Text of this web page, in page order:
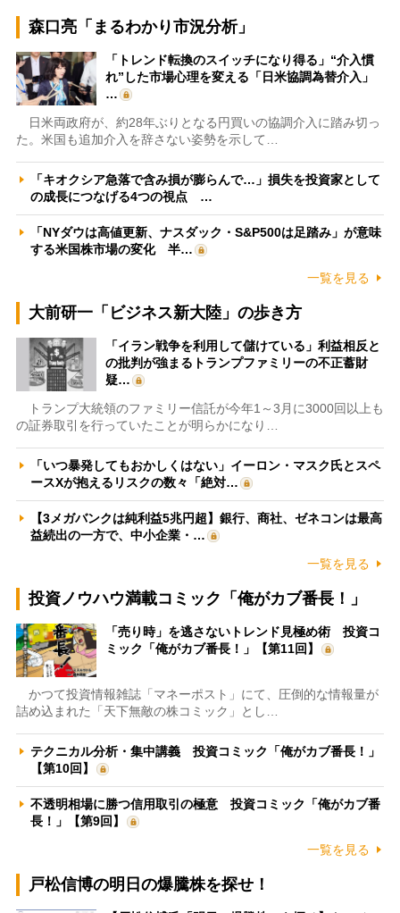
森口亮「まるわかり市況分析」
「トレンド転換のスイッチになり得る」“介入慣
れ”した市場心理を変える「日米協調為替介入」
…
日米両政府が、約28年ぶりとなる円買いの協調介入に踏み切っ
た。米国も追加介入を辞さない姿勢を示して…
「キオクシア急落で含み損が膨らんで…」損失を投資家として
の成長につなげる4つの視点 …
「NYダウは高値更新、ナスダック・S&P500は足踏み」が意味
する米国株市場の変化 半…
一覧を見る
大前研一「ビジネス新大陸」の歩き方
「イラン戦争を利用して儲けている」利益相反と
の批判が強まるトランプファミリーの不正蓄財
疑…
トランプ大統領のファミリー信託が今年1～3月に3000回以上も
の証券取引を行っていたことが明らかになり…
「いつ暴発してもおかしくはない」イーロン・マスク氏とスペ
ースXが抱えるリスクの数々「絶対…
【3メガバンクは純利益5兆円超】銀行、商社、ゼネコンは最高
益続出の一方で、中小企業・…
一覧を見る
投資ノウハウ満載コミック「俺がカブ番長！」
「売り時」を逃さないトレンド見極め術 投資コ
ミック「俺がカブ番長！」【第11回】
かつて投資情報雑誌「マネーポスト」にて、圧倒的な情報量が
詰め込まれた「天下無敵の株コミック」とし…
テクニカル分析・集中講義 投資コミック「俺がカブ番長！」
【第10回】
不透明相場に勝つ信用取引の極意 投資コミック「俺がカブ番
長！」【第9回】
一覧を見る
戸松信博の明日の爆騰株を探せ！